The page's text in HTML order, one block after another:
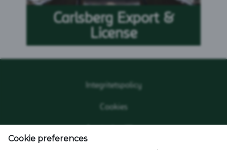
Carlsberg Export &
License
Integritetspolicy
Cookies
Cookie preferences